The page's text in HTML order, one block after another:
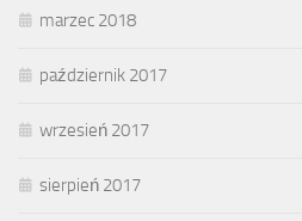
marzec 2018
październik 2017
wrzesień 2017
sierpień 2017